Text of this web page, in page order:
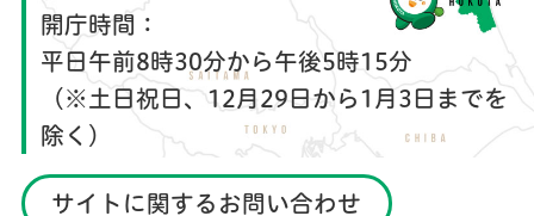
開庁時間：
平日午前8時30分から午後5時15分
（※土日祝日、12月29日から1月3日までを
除く）
サイトに関するお問い合わせ